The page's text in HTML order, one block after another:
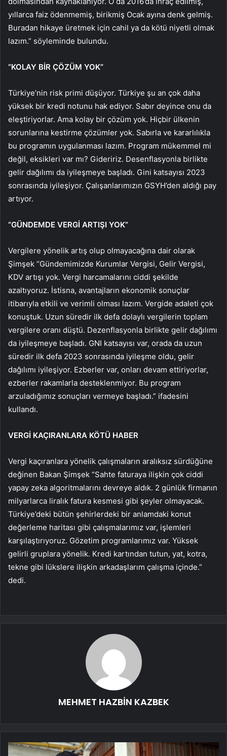
yıllarca faiz ödenmemiş, birikmiş Ocak ayına denk gelmiş.
Buradan hikaye üretmek için cahil ya da kötü niyetli olmak
lazım.” söyleminde bulundu.
“KOLAY BİR ÇÖZÜM YOK”
Türkiye’nin risk primi düşüyor. Türkiye şu an çok daha
yüksek bir kredi notunu hak ediyor. Sabır deyince onu da
eleştiriyorlar. Ama kolay bir çözüm yok. Hiçbir ülkenin
sorunlarına kestirme çözümler yok. Sabırla ve kararlılıkla
bu programın uygulanması lazım. Program mükemmel mi
değil, eksikleri var mı? Gideririz. Desenflasyonla birlikte
gelir dağılımı da iyileşmeye başladı. Gini katsayısı 2023
sonrasında iyileşiyor. Çalışanlarımızın GSYH’den aldığı pay
artıyor.
“GÜNDEMDE VERGİ ARTIŞI YOK”
Vergilere yönelik artış olup olmayacağına dair olarak
Şimşek “Gündemimizde Kurumlar Vergisi, Gelir Vergisi,
KDV artışı yok. Vergi harcamalarını ciddi şekilde
azaltıyoruz. İstisna, avantajların ekonomik sonuçlar
itibarıyla etkili ve verimli olması lazım. Vergide adaleti çok
konuştuk. Uzun süredir ilk defa dolaylı vergilerin toplam
vergilere oranı düştü. Dezenflasyonla birlikte gelir dağılımı
da iyileşmeye başladı. GNI katsayısı var, orada da uzun
süredir ilk defa 2023 sonrasında iyileşme oldu, gelir
dağılımı iyileşiyor. Ezberler var, onları devam ettiriyorlar,
ezberler rakamlarla desteklenmiyor. Bu program
arzuladığımız sonuçları vermeye başladı.” ifadesini
kullandı.
VERGİ KAÇIRANLARA KÖTÜ HABER
Vergi kaçıranlara yönelik çalışmaların aralıksız sürdüğüne
değinen Bakan Şimşek “Sahte faturaya ilişkin çok ciddi
yapay zeka algoritmalarını devreye aldık. 2 günlük firmanın
milyarlarca liralık fatura kesmesi gibi şeyler olmayacak.
Türkiye’deki bütün şehirlerdeki bir anlamdaki konut
değerleme haritası gibi çalışmalarımız var, işlemleri
karşılaştırıyoruz. Gözetim programlarımız var. Yüksek
gelirli gruplara yönelik. Kredi kartından tutun, yat, kotra,
tekne gibi lükslere ilişkin arkadaşlarım çalışma içinde.”
dedi.
MEHMET HAZBİN KAZBEK